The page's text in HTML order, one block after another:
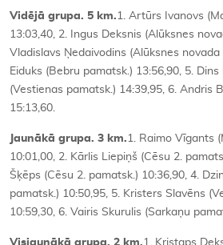
Vidējā grupa. 5 km.1. Artūrs Ivanovs
13:03,40, 2. Ingus Deksnis (Alūksnes
Vladislavs Ņedaivodins (Alūksnes novada
Eiduks (Bebru pamatsk.) 13:56,90, 5.
(Vestienas pamatsk.) 14:39,95, 6. Andris
15:13,60.
Jaunākā grupa. 3 km.1. Raimo Vīgants
10:01,00, 2. Kārlis Liepiņš (Cēsu 2.
Šķēps (Cēsu 2. pamatsk.) 10:36,90, 4.
pamatsk.) 10:50,95, 5. Kristers Slavēns
10:59,30, 6. Vairis Skurulis (Sarkaņu
Visjaunākā grupa. 2 km. 1. Kristaps